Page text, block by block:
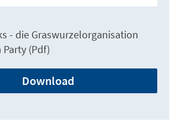
- die Graswurzelorganisation
(Pdf)
Download